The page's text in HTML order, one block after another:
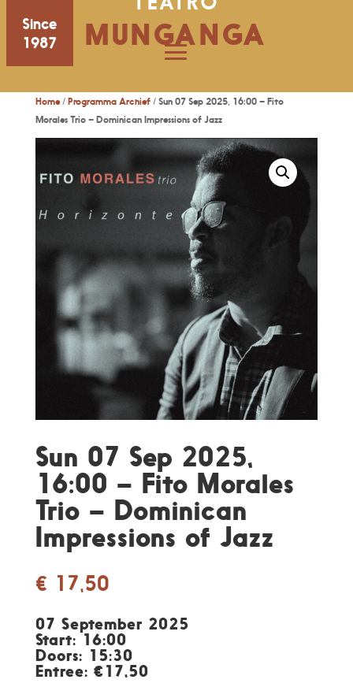
Since
1987
MUNGANGA
Home/ Programma Archief/ Sun 07 Sep 2025, 16:00 – Fito
Morales Trio – Dominican Impressions of Jazz
Sun 07 Sep 2025,
16:00 – Fito Morales
Trio – Dominican
Impressions of Jazz
€ 17,50
07 September 2025
Start: 16:00
Doors: 15:30
Entree: €17,50